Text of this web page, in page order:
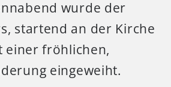
wurde der
startend an der Kirche
einer fröhlichen,
eingeweiht.